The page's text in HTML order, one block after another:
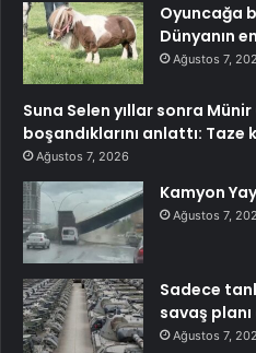
Oyuncağa
Dünyanın
Ağustos 7,
Suna Selen yıllar sonra
boşandıklarını anlattı:
Ağustos 7, 2026
Kamyon
Ağustos 7,
Sadece
savaş
Ağustos 7,